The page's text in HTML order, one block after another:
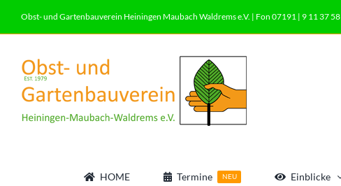
Obst- und Gartenbauverein Heiningen Maubach Waldrems e.V. | Fon 07191 | 9 11 37 58
HOME Termine NEU Einblicke